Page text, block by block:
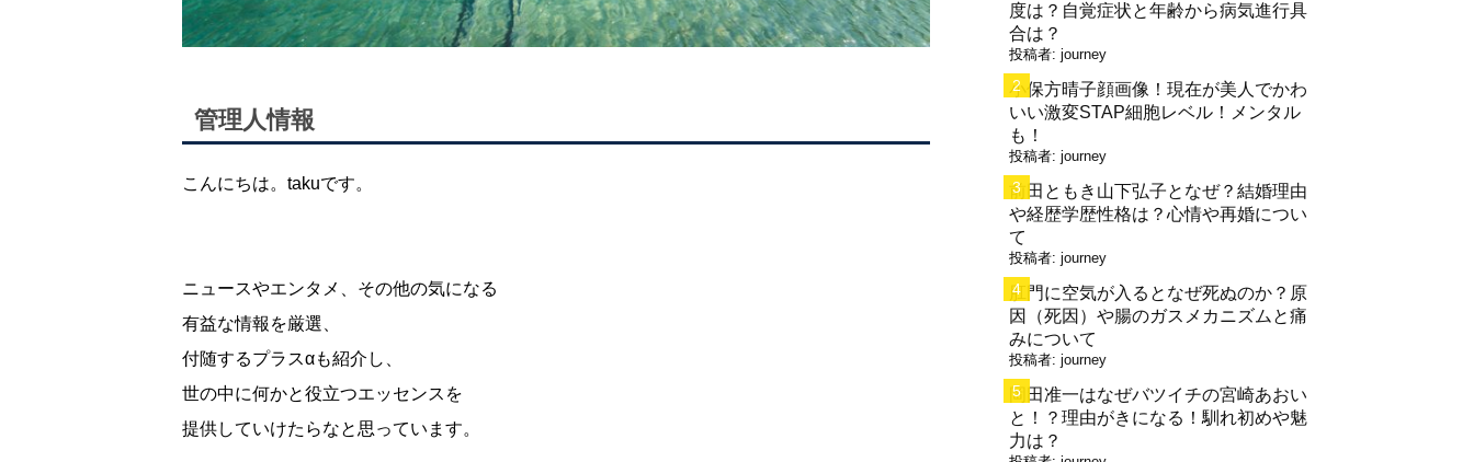
管理人情報
こんにちは。takuです。
ニュースやエンタメ、その他の気になる
有益な情報を厳選、
付随するプラスαも紹介し、
世の中に何かと役立つエッセンスを
提供していけたらなと思っています。
度は？自覚症状と年齢から病気進行具
合は？
投稿者: journey
小保方晴子顔画像！現在が美人でかわ
いい激変STAP細胞レベル！メンタル
も！
投稿者: journey
前田ともき山下弘子となぜ？結婚理由
や経歴学歴性格は？心情や再婚につい
て
投稿者: journey
肛門に空気が入るとなぜ死ぬのか？原
因（死因）や腸のガスメカニズムと痛
みについて
投稿者: journey
岡田准一はなぜバツイチの宮崎あおい
と！？理由がきになる！馴れ初めや魅
力は？